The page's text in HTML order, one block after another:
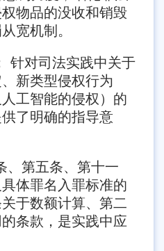
物品的没收和销毁
宽机制。
针对司法实践中关于
新类型侵权行为
人工智能的侵权）的
了明确的指导意
、第五条、第十一
体罪名入罪标准的
于数额计算、第二
条款，是实践中应